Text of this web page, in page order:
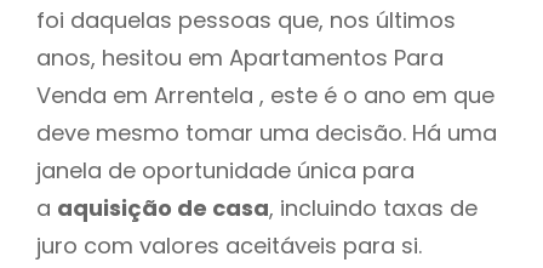
foi daquelas pessoas que, nos últimos
anos, hesitou em Apartamentos Para
Venda em Arrentela , este é o ano em que
deve mesmo tomar uma decisão. Há uma
janela de oportunidade única para
a aquisição de casa, incluindo taxas de
juro com valores aceitáveis para si.